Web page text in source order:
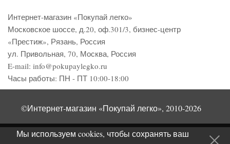
Интернет-магазин «Покупай легко»
Московское шоссе, д.20, оф.301/3, бизнес-центр
«Престиж», Рязань, Россия
ул. Привольная, 70, Москва, Россия
E-mail: info@pokupaylegko.ru
Часы работы: ПН - ПТ 10:00-18:00
©Интернет-магазин «Покупай легко», 2010-2026
Мы используем cookies, чтобы сохранять ваш